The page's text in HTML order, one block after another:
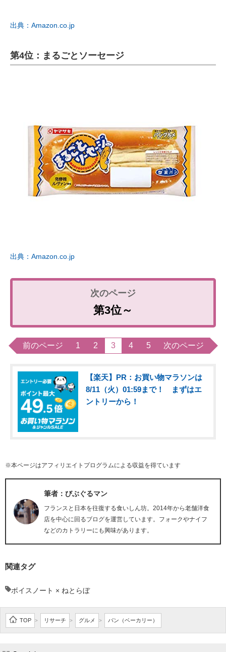
出典：Amazon.co.jp
第4位：まるごとソーセージ
出典：Amazon.co.jp
第3位～
前のページ 1 2 3 4 5 次のページ
【楽天】PR：お買い物マラソンは
8/11（火）01:59まで！ まずはエ
ントリーから！
※本ページはアフィリエイトプログラムによる収益を得ています
筆者：びぶぐるマン
フランスと日本を往復する食いしん坊。2014年から老舗洋食
店を中心に回るブログを運営しています。フォークやナイフ
などのカトラリーにも興味があります。
関連タグ
ボイスノート × ねとらぼ
TOP > リサーチ > グルメ > パン（ベーカリー）